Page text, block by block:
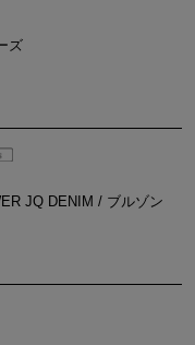
ズ
JQ DENIM / ブルゾン